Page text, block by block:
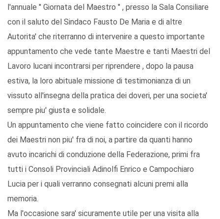
l'annuale " Giornata del Maestro " , presso la Sala Consiliare
con il saluto del Sindaco Fausto De Maria e di altre
Autorita' che riterranno di intervenire a questo importante
appuntamento che vede tante Maestre e tanti Maestri del
Lavoro lucani incontrarsi per riprendere , dopo la pausa
estiva, la loro abituale missione di testimonianza di un
vissuto all'insegna della pratica dei doveri, per una societa'
sempre piu' giusta e solidale.
Un appuntamento che viene fatto coincidere con il ricordo
dei Maestri non piu' fra di noi, a partire da quanti hanno
avuto incarichi di conduzione della Federazione, primi fra
tutti i Consoli Provinciali Adinolfi Enrico e Campochiaro
Lucia per i quali verranno consegnati alcuni premi alla
memoria.
Ma l'occasione sara' sicuramente utile per una visita alla